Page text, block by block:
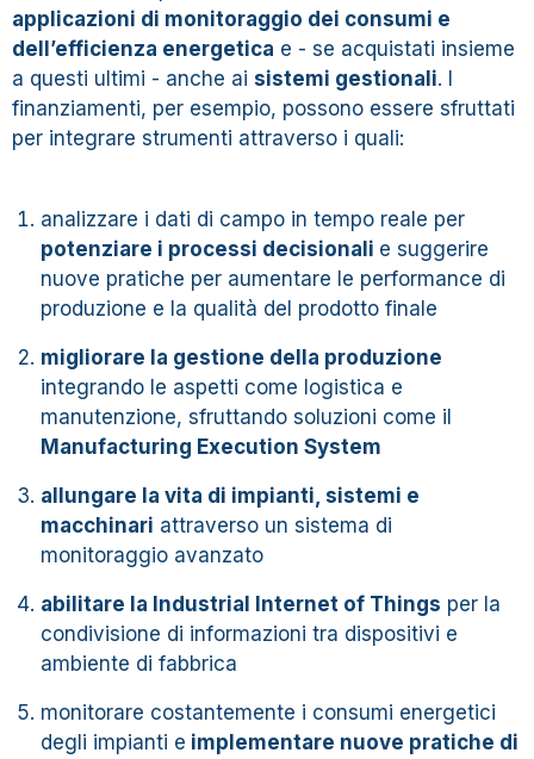
applicazioni di monitoraggio dei consumi e
dell’efficienza energetica e - se acquistati insieme
a questi ultimi - anche ai sistemi gestionali. I
finanziamenti, per esempio, possono essere sfruttati
per integrare strumenti attraverso i quali:
analizzare i dati di campo in tempo reale per
potenziare i processi decisionali e suggerire
nuove pratiche per aumentare le performance di
produzione e la qualità del prodotto finale
migliorare la gestione della produzione
integrando le aspetti come logistica e
manutenzione, sfruttando soluzioni come il
Manufacturing Execution System
allungare la vita di impianti, sistemi e
macchinari attraverso un sistema di
monitoraggio avanzato
abilitare la Industrial Internet of Things per la
condivisione di informazioni tra dispositivi e
ambiente di fabbrica
monitorare costantemente i consumi energetici
degli impianti e implementare nuove pratiche di